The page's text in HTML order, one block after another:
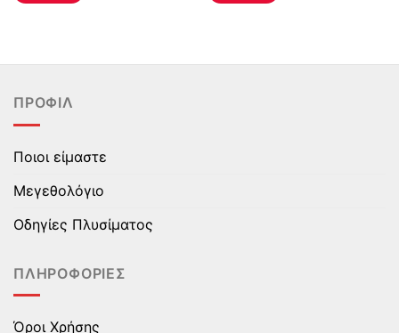
έχει
παραλλαγές.
Οι
μπορούν
επιλεγούν
στη
σελίδα
προϊόντος
έχει
ΠΡΟΦΊΛ
Ποιοι είμαστε
Μεγεθολόγιο
Οδηγίες Πλυσίματος
ΠΛΗΡΟΦΟΡΊΕΣ
Όροι Χρήσης